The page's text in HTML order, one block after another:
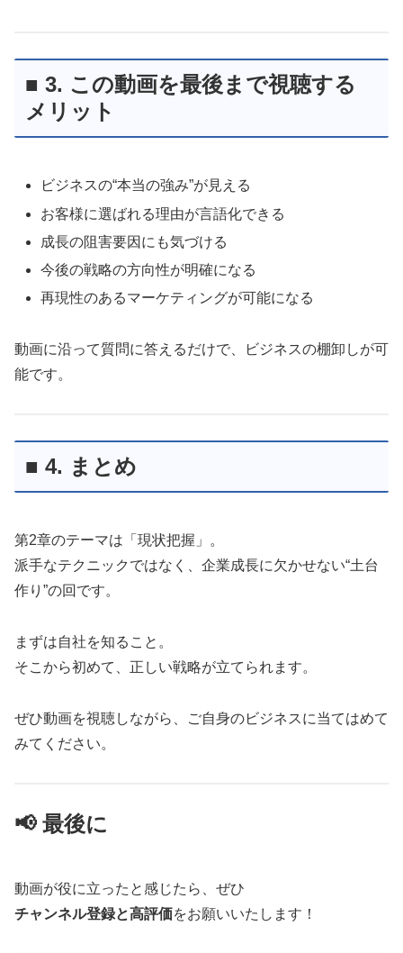
■ 3. この動画を最後まで視聴する
メリット
ビジネスの“本当の強み”が見える
お客様に選ばれる理由が言語化できる
成長の阻害要因にも気づける
今後の戦略の方向性が明確になる
再現性のあるマーケティングが可能になる
動画に沿って質問に答えるだけで、ビジネスの棚卸しが可
能です。
■ 4. まとめ
第2章のテーマは「現状把握」。
派手なテクニックではなく、企業成長に欠かせない“土台
作り”の回です。
まずは自社を知ること。
そこから初めて、正しい戦略が立てられます。
ぜひ動画を視聴しながら、ご自身のビジネスに当てはめて
みてください。
📢 最後に
動画が役に立ったと感じたら、ぜひ
チャンネル登録と高評価をお願いいたします！